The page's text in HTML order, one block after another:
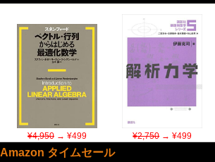
¥4,950→ ¥499 ¥2,750→ ¥499
Amazon タイムセール